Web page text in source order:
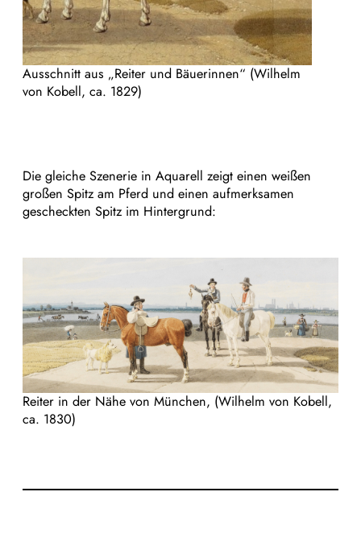
Ausschnitt aus „Reiter und Bäuerinnen“ (Wilhelm
von Kobell, ca. 1829)
Die gleiche Szenerie in Aquarell zeigt einen weißen
großen Spitz am Pferd und einen aufmerksamen
gescheckten Spitz im Hintergrund:
Reiter in der Nähe von München, (Wilhelm von Kobell,
ca. 1830)